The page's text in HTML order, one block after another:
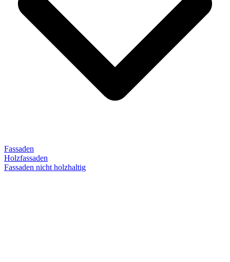
Fassaden
Holzfassaden
Fassaden nicht holzhaltig